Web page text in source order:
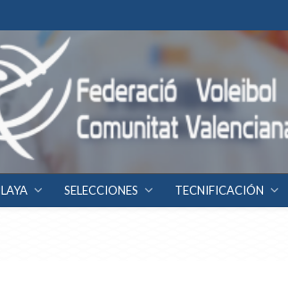
SELECCIONES TECNIFICACIÓN